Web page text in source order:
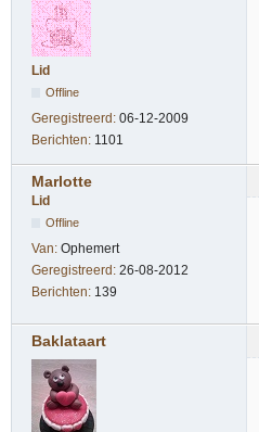
Lid
Offline
Geregistreerd: 06-12-2009
Berichten: 1101
Marlotte
Lid
Offline
Van: Ophemert
Geregistreerd: 26-08-2012
Berichten: 139
Baklataart